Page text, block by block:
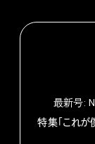
最新号:
特集「これが